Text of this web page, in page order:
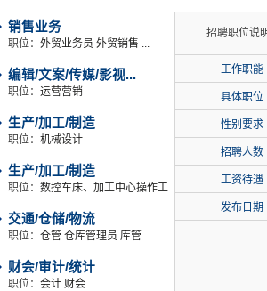
销售业务
职位： 外贸业务员 外贸销售 ...
编辑/文案/传媒/影视...
职位： 运营营销
生产/加工/制造
职位： 机械设计
生产/加工/制造
职位： 数控车床、加工中心操作工
交通/仓储/物流
职位： 仓管 仓库管理员 库管
财会/审计/统计
职位： 会计 财会
招聘职位说
工作职能
具体职位
性别要求
招聘人数
工资待遇
发布日期